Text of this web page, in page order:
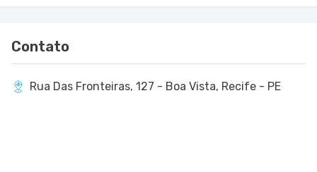
Contato
Rua Das Fronteiras, 127 - Boa Vista, Recife - PE